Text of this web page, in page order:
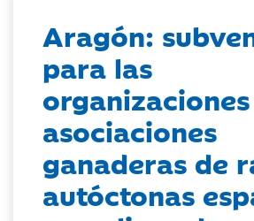
Aragón:
para las
asociaciones
ganaderas de
autóctonas